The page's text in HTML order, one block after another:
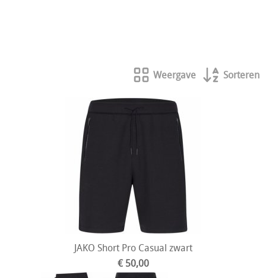
Weergave Sorteren
JAKO Short Pro Casual zwart
€ 50,00